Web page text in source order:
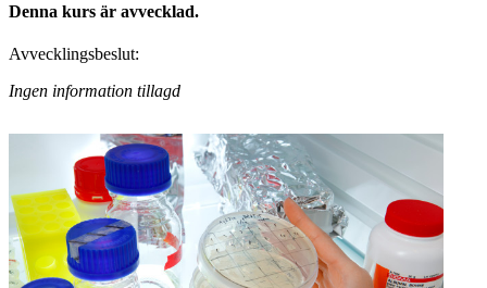
Denna kurs är avvecklad.
Avvecklingsbeslut:
Ingen information tillagd